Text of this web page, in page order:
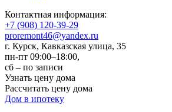
Контактная информация:
+7 (908) 120-39-29
proremont46@yandex.ru
г. Курск, Кавказская улица, 35
пн-пт 09:00–18:00,
сб – по записи
Узнать цену дома
Рассчитать цену дома
Дом в ипотеку